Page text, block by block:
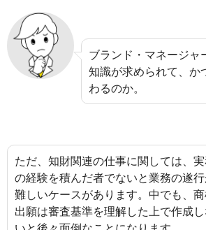
ブランド・マネージャ
知識が求められて、か
わるのか。
ただ、知財関連の仕事に関しては、
の経験を積んだ者でないと業務の遂
難しいケースがあります。中でも、
出願は審査基準を理解した上で作成